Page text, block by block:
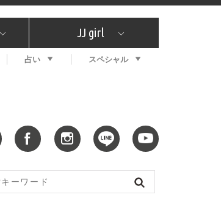
"？ プチプラ プレゼント
みた What's NEW？ 特集
ンタメ プレゼント
恋愛
JJ girl
特集 おしゃラン！
占い スペシャル